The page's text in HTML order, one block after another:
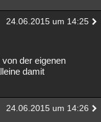
24.06.2015 um 14:25
der eigenen
damit
24.06.2015 um 14:26